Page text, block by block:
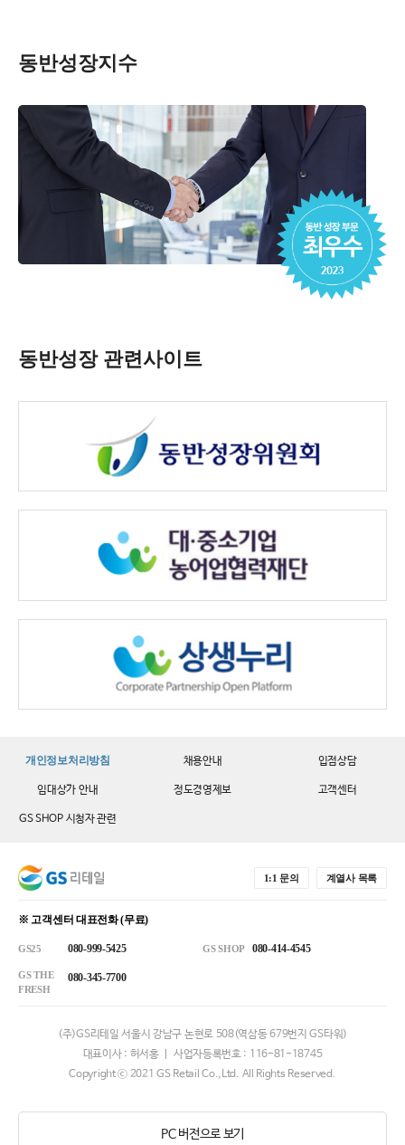
동반성장지수
동반성장 관련사이트
개인정보처리방침 채용안내 입점상담
임대상가 안내 정도경영제보 고객센터
GS SHOP 시청자 관련
1:1 문의 계열사 목록
※ 고객센터 대표전화 (무료)
GS25 080-999-5425 GS SHOP 080-414-4545
GS THE
FRESH
080-345-7700
(주)GS리테일 서울시 강남구 논현로 508(역삼동 679번지 GS타워)
대표이사 : 허서홍 ㅣ 사업자등록번호 : 116-81-18745
Copyright ⓒ 2021 GS Retail Co.,Ltd. All Rights Reserved.
PC 버전으로 보기